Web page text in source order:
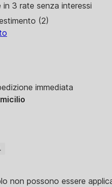
in 3 rate senza interessi
(2)
immediata
non possono essere